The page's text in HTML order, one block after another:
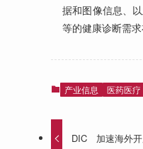
据和图像信息、
等的健康诊断需求
产业信息 医药医疗
DIC 加速海外开